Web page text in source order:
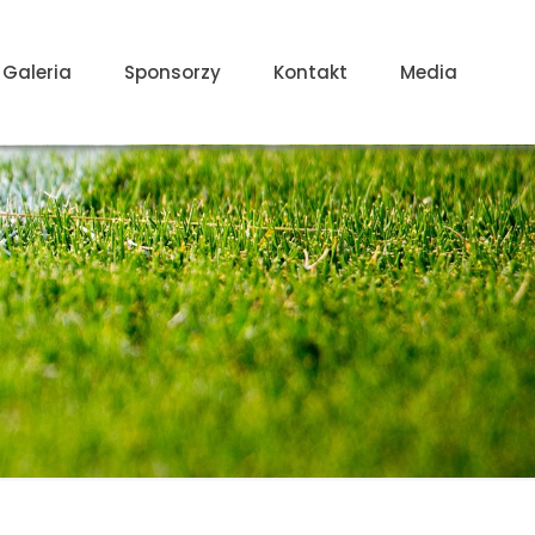
Galeria Sponsorzy Kontakt Media